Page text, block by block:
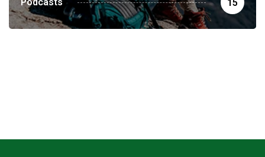
15